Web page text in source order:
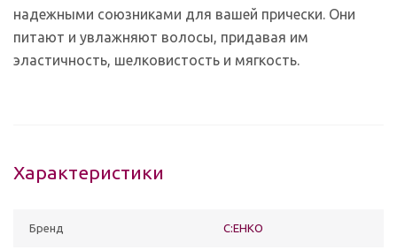
надежными союзниками для вашей прически. Они
питают и увлажняют волосы, придавая им
эластичность, шелковистость и мягкость.
Характеристики
Бренд C:EHKO